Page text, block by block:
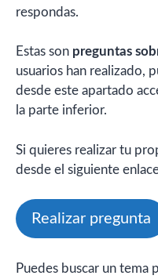
respondas.
Estas son preguntas
usuarios han realizado,
desde este apartado
la parte inferior.
Si quieres realizar tu
desde el siguiente
Realizar pregunta
Puedes buscar un tema